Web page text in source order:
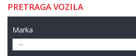
PRETRAGA VOZILA
Marka